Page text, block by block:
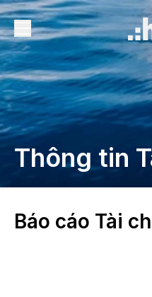
Thông tin
Báo cáo Tài